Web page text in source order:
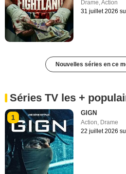
Drame,Action
31 juillet 2026
Nouvelles séries en ce
Séries TV les +
1
GIGN
Action, Drame
22 juillet 2026